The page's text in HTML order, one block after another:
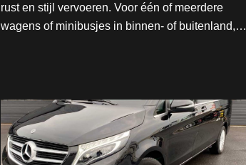
rust en stijl vervoeren. Voor één of meerdere
wagens of minibusjes in binnen- of buitenland,…